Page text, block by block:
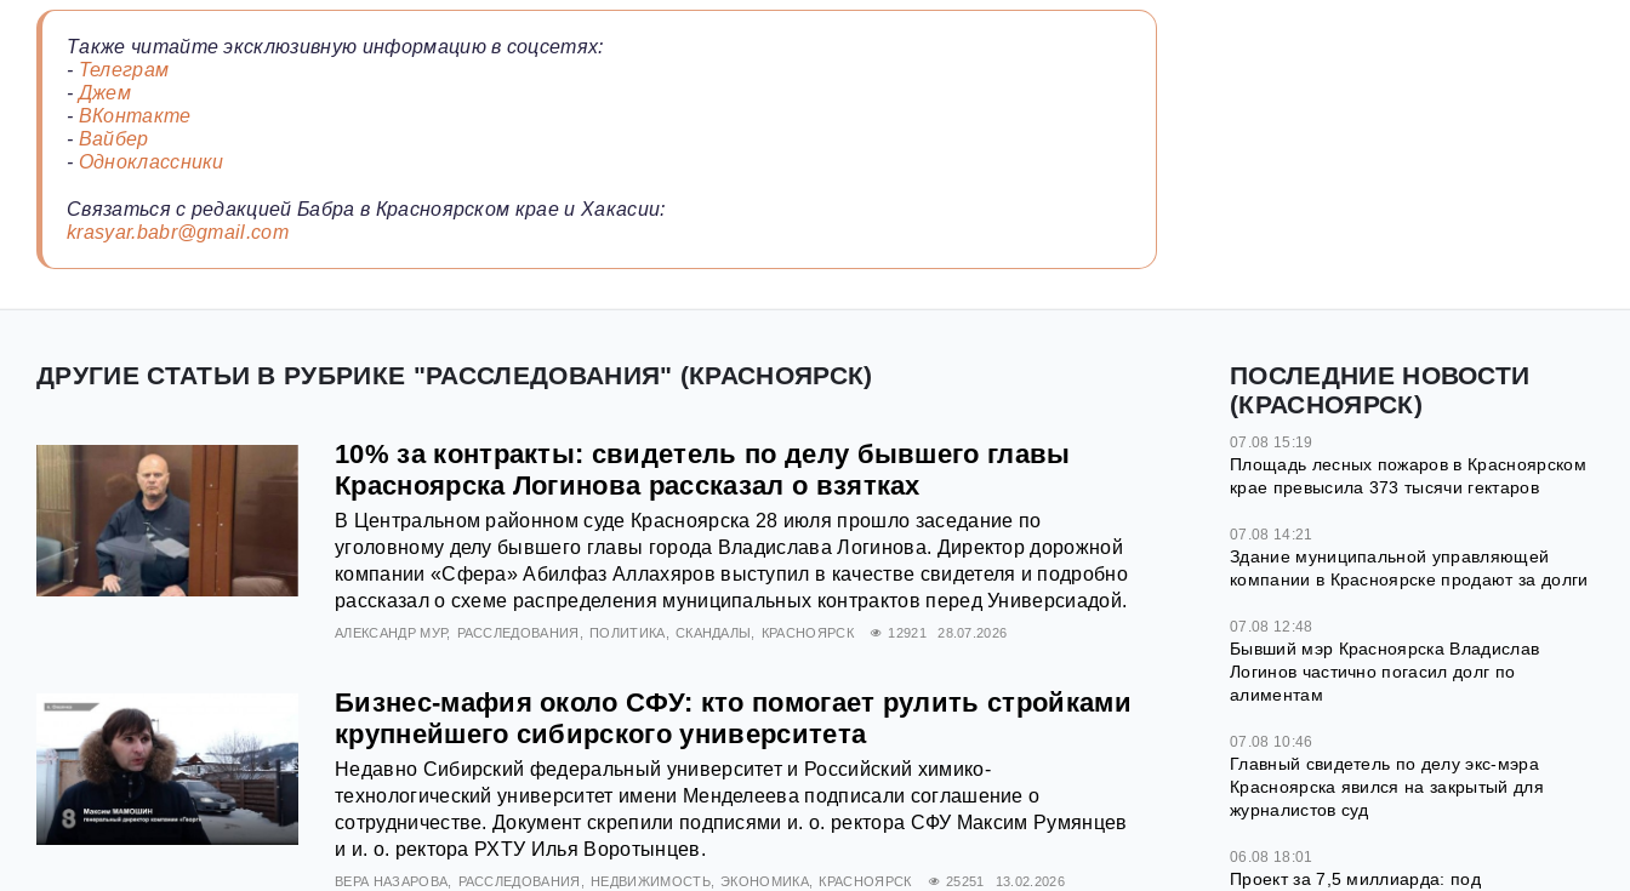
Также читайте эксклюзивную информацию в соцсетях:
- Телеграм
-Джем
- ВКонтакте
- Вайбер
- Одноклассники
Связаться с редакцией Бабра в Красноярском крае и Хакасии:
krasyar.babr@gmail.com
ДРУГИЕ СТАТЬИ В РУБРИКЕ "РАССЛЕДОВАНИЯ" (КРАСНОЯРСК)
10% за контракты: свидетель по делу бывшего главы
Красноярска Логинова рассказал о взятках
В Центральном районном суде Красноярска 28 июля прошло заседание по
уголовному делу бывшего главы города Владислава Логинова. Директор дорожной
компании «Сфера» Абилфаз Аллахяров выступил в качестве свидетеля и подробно
рассказал о схеме распределения муниципальных контрактов перед Универсиадой.
АЛЕКСАНДР МУР РАССЛЕДОВАНИЯ ПОЛИТИКА СКАНДАЛЫ КРАСНОЯРСК 12921 28.07.2026
Бизнес-мафия около СФУ: кто помогает рулить стройками
крупнейшего сибирского университета
Недавно Сибирский федеральный университет и Российский химико-
технологический университет имени Менделеева подписали соглашение о
сотрудничестве. Документ скрепили подписями и. о. ректора СФУ Максим Румянцев
и и. о. ректора РХТУ Илья Воротынцев.
ВЕРА НАЗАРОВА РАССЛЕДОВАНИЯ НЕДВИЖИМОСТЬ ЭКОНОМИКА КРАСНОЯРСК 25251 13.02.2026
ПОСЛЕДНИЕ НОВОСТИ
(КРАСНОЯРСК)
07.08 15:19
Площадь лесных пожаров в Красноярском
крае превысила 373 тысячи гектаров
07.08 14:21
Здание муниципальной управляющей
компании в Красноярске продают за долги
07.08 12:48
Бывший мэр Красноярска Владислав
Логинов частично погасил долг по
алиментам
07.08 10:46
Главный свидетель по делу экс-мэра
Красноярска явился на закрытый для
журналистов суд
06.08 18:01
Проект за 7,5 миллиарда: под